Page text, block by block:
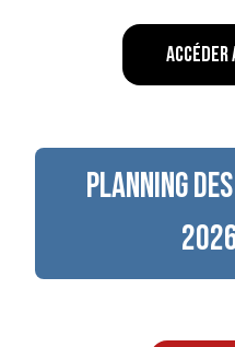
Planning